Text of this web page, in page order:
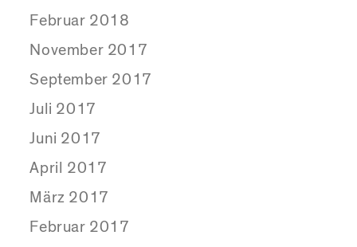
Februar 2018
November 2017
September 2017
Juli 2017
Juni 2017
April 2017
März 2017
Februar 2017